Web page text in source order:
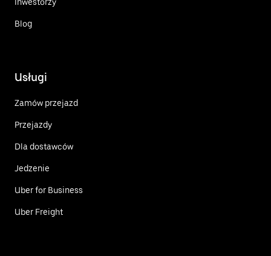
Blog
Usługi
Zamów przejazd
Przejazdy
Dla dostawców
Jedzenie
Uber for Business
Uber Freight